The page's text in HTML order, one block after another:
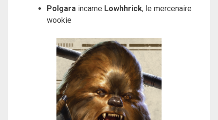
Polgara incarne Lowhhrick, le mercenaire
wookie